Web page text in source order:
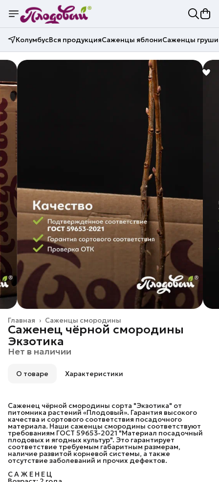
КолумбусВся продукцияСаженцы яблониСаженцы груши
Саженцы смородины
Главная ›
Саженец чёрной смородины
Экзотика
Нет в наличии
О товаре Характеристики
Саженец чёрной смородины сорта "Экзотика" от
питомника растений «Плодовый». Гарантия высокого
качества и сортового соответствия посадочного
материала. Наши саженцы смородины соответствуют
требованиям ГОСТ 59653-2021 "Материал посадочный
плодовых и ягодных культур". Это гарантирует
соответствие требуемым габаритным размерам,
наличие развитой корневой системы, а также
отсутствие заболеваний и прочих дефектов.
С А Ж Е Н Е Ц